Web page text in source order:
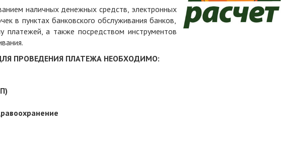
наличных денежных средств, электронных
в пунктах банковского обслуживания банков,
платежей, а также посредством инструментов
ПРОВЕДЕНИЯ ПЛАТЕЖА НЕОБХОДИМО: